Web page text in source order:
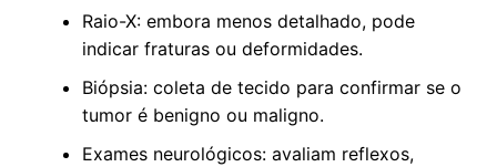
Raio-X: embora menos detalhado, pode
indicar fraturas ou deformidades.
Biópsia: coleta de tecido para confirmar se o
tumor é benigno ou maligno.
Exames neurológicos: avaliam reflexos,